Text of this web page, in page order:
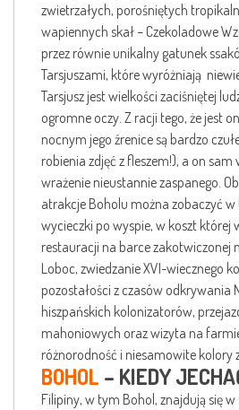
zwietrzałych, porośniętych
wapiennych skał – Czekoladowe
przez równie unikalny gatunek
Tarsjuszami, które wyróżniają
Tarsjusz jest wielkości zaciśniętej
ogromne oczy. Z racji tego, że jest
nocnym jego źrenice są bardzo
robienia zdjęć z fleszem!), a on
wrażenie nieustannie zaspanego.
atrakcje Boholu można zobaczyć
wycieczki po wyspie, w koszt której
restauracji na barce zakotwiczonej
Loboc, zwiedzanie XVI-wiecznego
pozostałości z czasów odkrywania
hiszpańskich kolonizatorów,
mahoniowych oraz wizyta na
różnorodność i niesamowite kolory
BOHOL – KIEDY
Filipiny, w tym Bohol, znajdują się